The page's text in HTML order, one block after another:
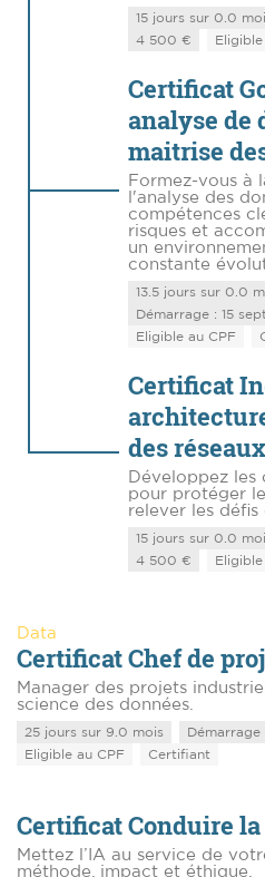
15 jours sur 0.0
4 500 €
Certificat
analyse de
maitrise
Formez-vous à
l'analyse des
compétences
risques et
un
constante
13.5 jours sur 0.0
Démarrage : 15
Eligible au CPF
Certificat
des réseaux
Développez
pour protéger
relever les défis
15 jours sur 0.0
4 500 €
Data
Certificat Chef de
Manager des projets
science des données.
25 jours sur 9.0 mois Démarrage
Eligible au CPF
Certifiant
Certificat Conduire
Mettez l’IA au service de
méthode, impact et éthique.